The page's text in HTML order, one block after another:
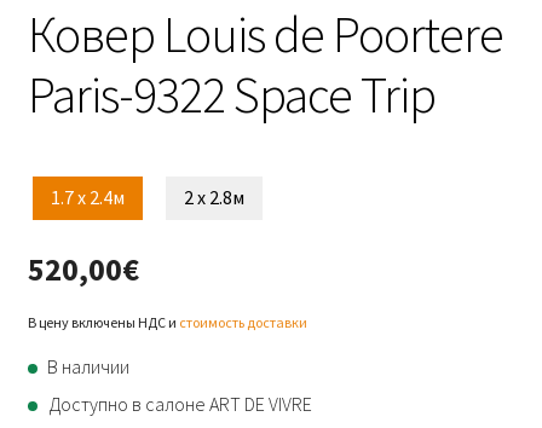
Ковер Louis de Poortere
Paris-9322 Space Trip
1.7 x 2.4м 2 x 2.8м
520,00€
В цену включены НДС и стоимость доставки
В наличии
Доступно в салоне ART DE VIVRE